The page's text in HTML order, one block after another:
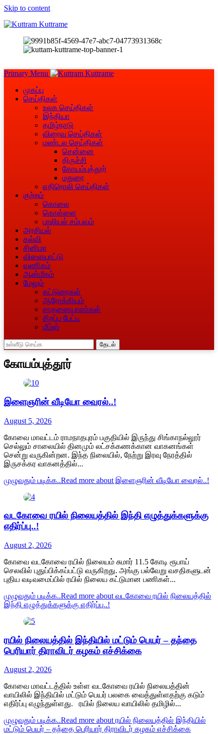
Skip to content
Primary Menu
முகப்பு
செய்திகள்
உலக செய்திகள்
இந்தியா
தமிழ்நாடு
விரைவு செய்திகள்
மண்டல செய்திகள்
சென்னை
திருச்சி
கோயம்புத்தூர்
மதுரை
எதிரொலி செய்திகள்
குற்றம்
கொலை
கொள்ளை
பாலியல் சம்பவம்
அரசியல்
கல்வி
சினிமா
விளையாட்டு
வணிகம்
ஆன்மீகம்
மேலும்
கட்டுரைகள்
ஆரோக்கியம்
சாதனையாளா்கள்
சிறப்பு பேட்டி
மீம்ஸ்
தேடல்
கோயம்புத்தூர்
இளைஞரின் வீடியோ வைரல்..!
August 5, 2026
கோவை மாவட்டம் ராமநாதபுரம் பகுதியில் இருந்து சிங்காநல்லூர்
செல்லும் சாலையில் தினமும் லட்சக்கணக்கான வாகனங்கள்
சென்று வருகின்றன. இந்த நிலையில், நேற்று இரவு நேரத்தில்
இருசக்கர வாகனத்தில்...
முழுவதும் படிக்க..Read more about இளைஞரின் வீடியோ வைரல்..!
வடகோவை ரயில் நிலையத்தில் இந்தி எழுத்துக்களுக்கு
எதிர்ப்பு..!
August 2, 2026
கோவை வடகோவை ரயில் நிலையம் சுமார் 11.5 கோடி ரூபாய்
செலவில் புதுப்பிக்கப்பட்டு வருகிறது. அங்கு பல்வேறு வசதிகளுடன்
புதிய வடிவமைப்பில் ரயில் நிலைய கட்டுமான பணிகள்...
முழுவதும் படிக்க..Read more about வடகோவை ரயில் நிலையத்தில்
இந்தி எழுத்துக்களுக்கு எதிர்ப்பு..!
ரயில் நிலையத்தில் இந்தியில் மட்டும் பெயர் – தந்தை
பெரியார் திராவிடர் கழகம் எச்சிக்கை
August 2, 2026
கோவை மாவட்டத்தில் உள்ள வடகோவை ரயில் நிலையத்தின்
வாயிலில் இந்தியில் மட்டும் பெயர் பலகை வைத்துள்ளதற்கு கடும்
எதிர்ப்பு எழுந்துள்ளது. ரயில் நிலைய வாயிலில் தமிழில்...
முழுவதும் படிக்க..Read more about ரயில் நிலையத்தில் இந்தியில்
மட்டும் பெயர் – தந்தை பெரியார் திராவிடர் கழகம் எச்சிக்கை